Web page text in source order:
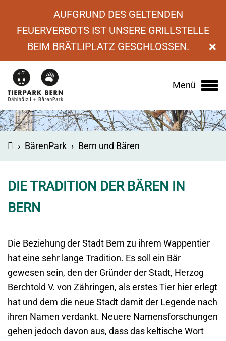
AUFGRUND DES GELTENDEN
FEUERVERBOTS IST UNSERE GRILLSTELLE
BEIM BRÄTLIPLATZ GESCHLOSSEN.
×
Main
Menü
› BärenPark › Bern und Bären
DIE TRADITION DER BÄREN IN
BERN
Die Beziehung der Stadt Bern zu ihrem Wappentier
hat eine sehr lange Tradition. Es soll ein Bär
gewesen sein, den der Gründer der Stadt, Herzog
Berchtold V. von Zähringen, als erstes Tier hier erlegt
hat und dem die neue Stadt damit der Legende nach
ihren Namen verdankt. Neuere Namensforschungen
gehen jedoch davon aus, dass das keltische Wort